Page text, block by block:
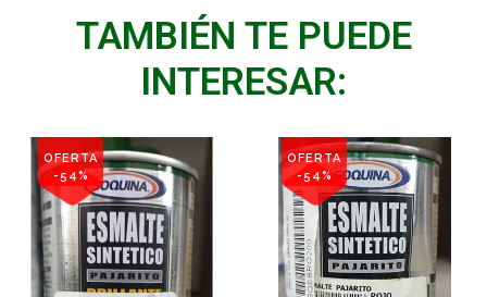
TAMBIÉN TE PUEDE
INTERESAR:
OFERTA
-54%
OFERTA
-54%